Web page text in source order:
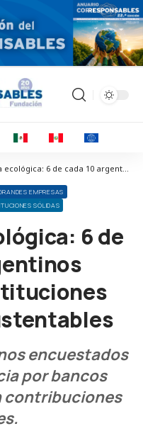
Corresponsables > Noticias > Preferencia ecológica: 6 de cada 10 argentinos favorecen instituciones financieras sustentables
EMPRESAS
SÓLIDAS
6 de
encuestados
por bancos
contribuciones